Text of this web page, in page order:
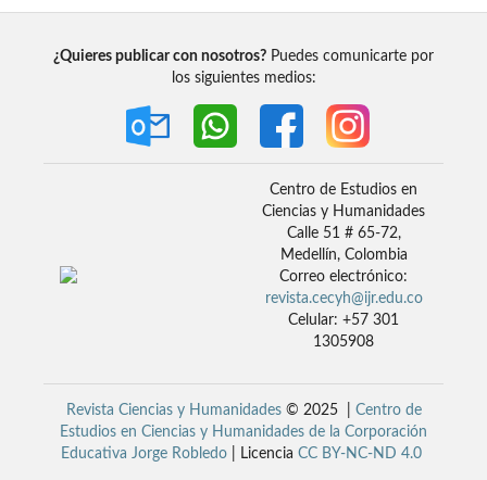
¿Quieres publicar con nosotros? Puedes comunicarte por
los siguientes medios:
Centro de Estudios en
Ciencias y Humanidades
Calle 51 # 65-72,
Medellín, Colombia
Correo electrónico:
revista.cecyh@ijr.edu.co
Celular: +57 301
1305908
Revista Ciencias y Humanidades© 2025 | Centro de
Estudios en Ciencias y Humanidades de la Corporación
Educativa Jorge Robledo | Licencia CC BY-NC-ND 4.0